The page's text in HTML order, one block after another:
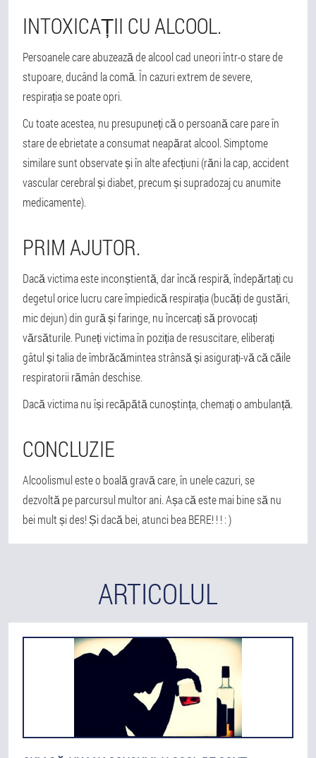
INTOXICAȚII CU ALCOOL.
Persoanele care abuzează de alcool cad uneori într-o stare de
stupoare, ducând la comă. În cazuri extrem de severe,
respirația se poate opri.
Cu toate acestea, nu presupuneți că o persoană care pare în
stare de ebrietate a consumat neapărat alcool. Simptome
similare sunt observate și în alte afecțiuni (răni la cap, accident
vascular cerebral și diabet, precum și supradozaj cu anumite
medicamente).
PRIM AJUTOR.
Dacă victima este inconștientă, dar încă respiră, îndepărtați cu
degetul orice lucru care împiedică respirația (bucăți de gustări,
mic dejun) din gură și faringe, nu încercați să provocați
vărsăturile. Puneți victima în poziția de resuscitare, eliberați
gâtul și talia de îmbrăcămintea strânsă și asigurați-vă că căile
respiratorii rămân deschise.
Dacă victima nu își recăpătă cunoștința, chemați o ambulanță.
CONCLUZIE
Alcoolismul este o boală gravă care, în unele cazuri, se
dezvoltă pe parcursul multor ani. Așa că este mai bine să nu
bei mult și des! Și dacă bei, atunci bea BERE! ! ! : )
ARTICOLUL